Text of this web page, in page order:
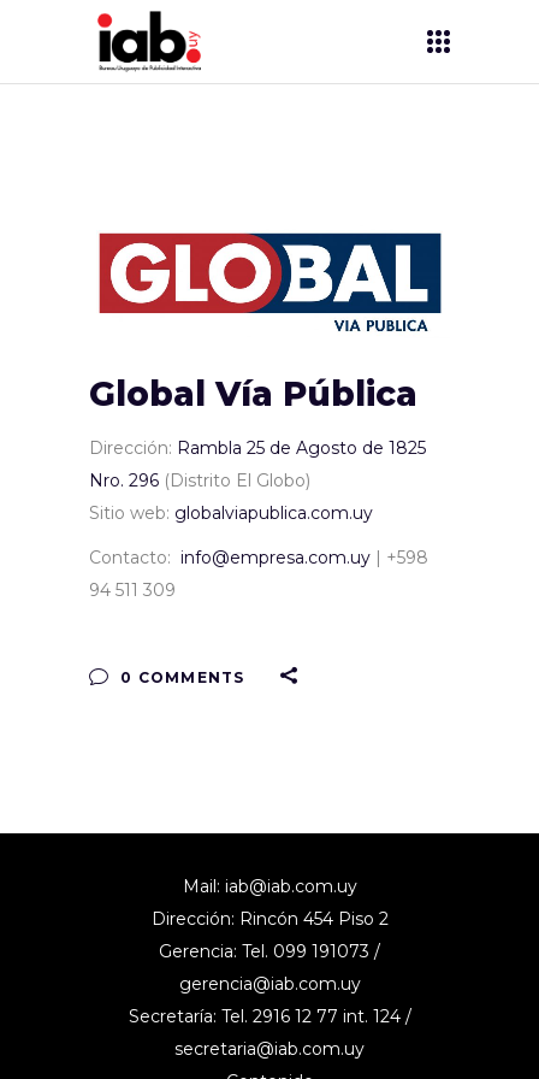
Global Vía Pública
Dirección: Rambla 25 de Agosto de 1825
Nro. 296 (Distrito El Globo)
Sitio web: globalviapublica.com.uy
Contacto: info@empresa.com.uy | +598
94 511 309
0 COMMENTS
Mail: iab@iab.com.uy
Dirección: Rincón 454 Piso 2
Gerencia: Tel. 099 191073 /
gerencia@iab.com.uy
Secretaría: Tel. 2916 12 77 int. 124 /
secretaria@iab.com.uy